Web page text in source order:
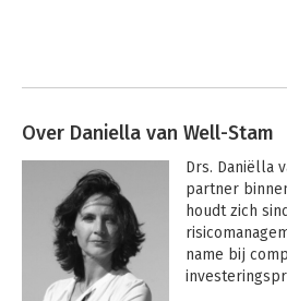
Over Daniella van Well-Stam
Drs. Daniëlla
partner
houdt zich
name bij